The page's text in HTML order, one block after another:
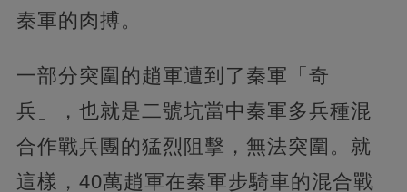
秦軍的肉搏。
一部分突圍的趙軍遭到了秦軍「奇
兵」，也就是二號坑當中秦軍多兵種混
合作戰兵團的猛烈阻擊，無法突圍。就
這樣，40萬趙軍在秦軍步騎車的混合戰